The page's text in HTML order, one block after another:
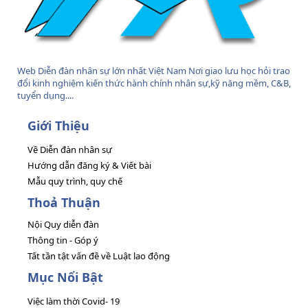
Web Diễn đàn nhân sự lớn nhất Việt Nam Nơi giao lưu học hỏi trao
đổi kinh nghiệm kiến thức hành chính nhân sự,kỹ năng mềm, C&B,
tuyển dụng....
Giới Thiệu
Về Diễn đàn nhân sự
Hướng dẫn đăng ký & Viết bài
Mẫu quy trình, quy chế
Thoả Thuận
Nội Quy diễn đàn
Thông tin - Góp ý
Tất tần tật vấn đề về Luật lao động
Mục Nổi Bật
Việc làm thời Covid- 19